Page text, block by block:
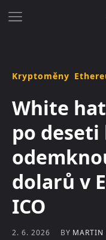
Kryptoměny
White
po deseti
dolarů v
ICO
2. 6. 2026 BY MARTIN